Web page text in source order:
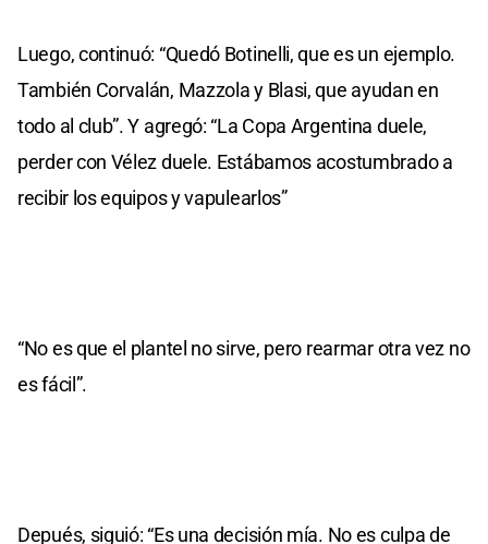
Luego, continuó: “Quedó Botinelli, que es un ejemplo.
También Corvalán, Mazzola y Blasi, que ayudan en
todo al club”. Y agregó: “La Copa Argentina duele,
perder con Vélez duele. Estábamos acostumbrado a
recibir los equipos y vapulearlos”
“No es que el plantel no sirve, pero rearmar otra vez no
es fácil”.
Depués, siguió: “Es una decisión mía. No es culpa de